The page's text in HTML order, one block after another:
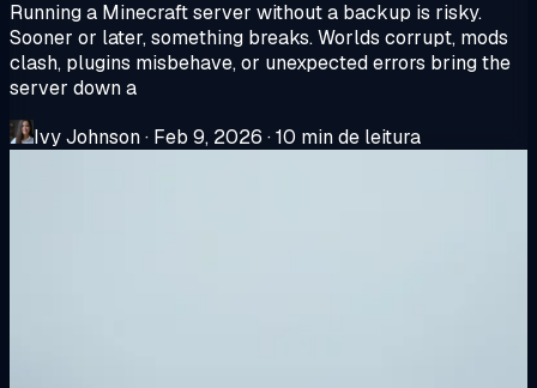
Running a Minecraft server without a backup is risky.
Sooner or later, something breaks. Worlds corrupt, mods
clash, plugins misbehave, or unexpected errors bring the
server down a
Ivy Johnson· Feb 9, 2026 ·10 min de leitura